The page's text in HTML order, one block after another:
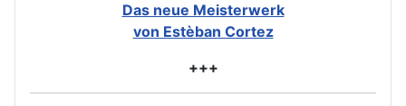
Das neue Meisterwerk
von Estèban Cortez
+++